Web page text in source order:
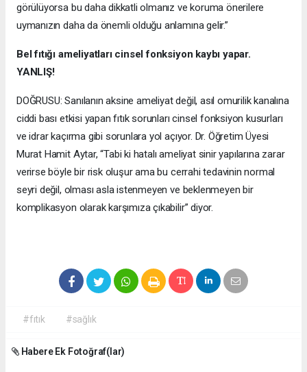
görülüyorsa bu daha dikkatli olmanız ve koruma önerilere
uymanızın daha da önemli olduğu anlamına gelir.”
Bel fıtığı ameliyatları cinsel fonksiyon kaybı yapar.
YANLIŞ!
DOĞRUSU: Sanılanın aksine ameliyat değil, asıl omurilik kanalına
ciddi bası etkisi yapan fıtık sorunları cinsel fonksiyon kusurları
ve idrar kaçırma gibi sorunlara yol açıyor. Dr. Öğretim Üyesi
Murat Hamit Aytar, “Tabi ki hatalı ameliyat sinir yapılarına zarar
verirse böyle bir risk oluşur ama bu cerrahi tedavinin normal
seyri değil, olması asla istenmeyen ve beklenmeyen bir
komplikasyon olarak karşımıza çıkabilir” diyor.
#fıtık #sağlık
Habere Ek Fotoğraf(lar)